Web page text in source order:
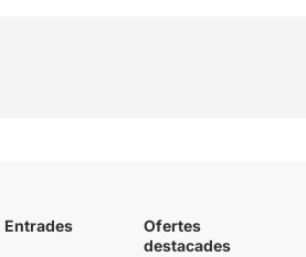
Entrades
Ofertes
destacades